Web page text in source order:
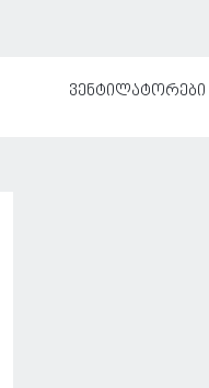
ვენტილატორები